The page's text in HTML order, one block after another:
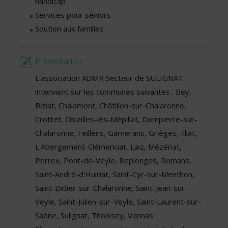
Services pour séniors
Soutien aux familles
Présentation
L'association ADMR Secteur de SULIGNAT
intervient sur les communes suivantes : Bey,
Biziat, Chalamont, Châtillon-sur-Chalaronne,
Crottet, Cruzilles-lès-Mépillat, Dompierre-sur-
Chalaronne, Feillens, Garnerans, Grièges, Illiat,
L'Abergement-Clémenciat, Laiz, Mézériat,
Perrex, Pont-de-Veyle, Replonges, Romans,
Saint-André-d'Huiriat, Saint-Cyr-sur-Menthon,
Saint-Didier-sur-Chalaronne, Saint-Jean-sur-
Veyle, Saint-Julien-sur-Veyle, Saint-Laurent-sur-
Saône, Sulignat, Thoissey, Vonnas.